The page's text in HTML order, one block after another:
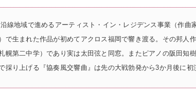
線地域で進めるアーティスト・イン・レジデンス事業（作曲
で生まれた作品が初めてアクロス福岡で響き渡る。その邦人
幌第二中学）であり実は太田弦と同窓。またピアノの阪田知
採り上げる『協奏風交響曲』は先の大戦勃発から3か月後に初